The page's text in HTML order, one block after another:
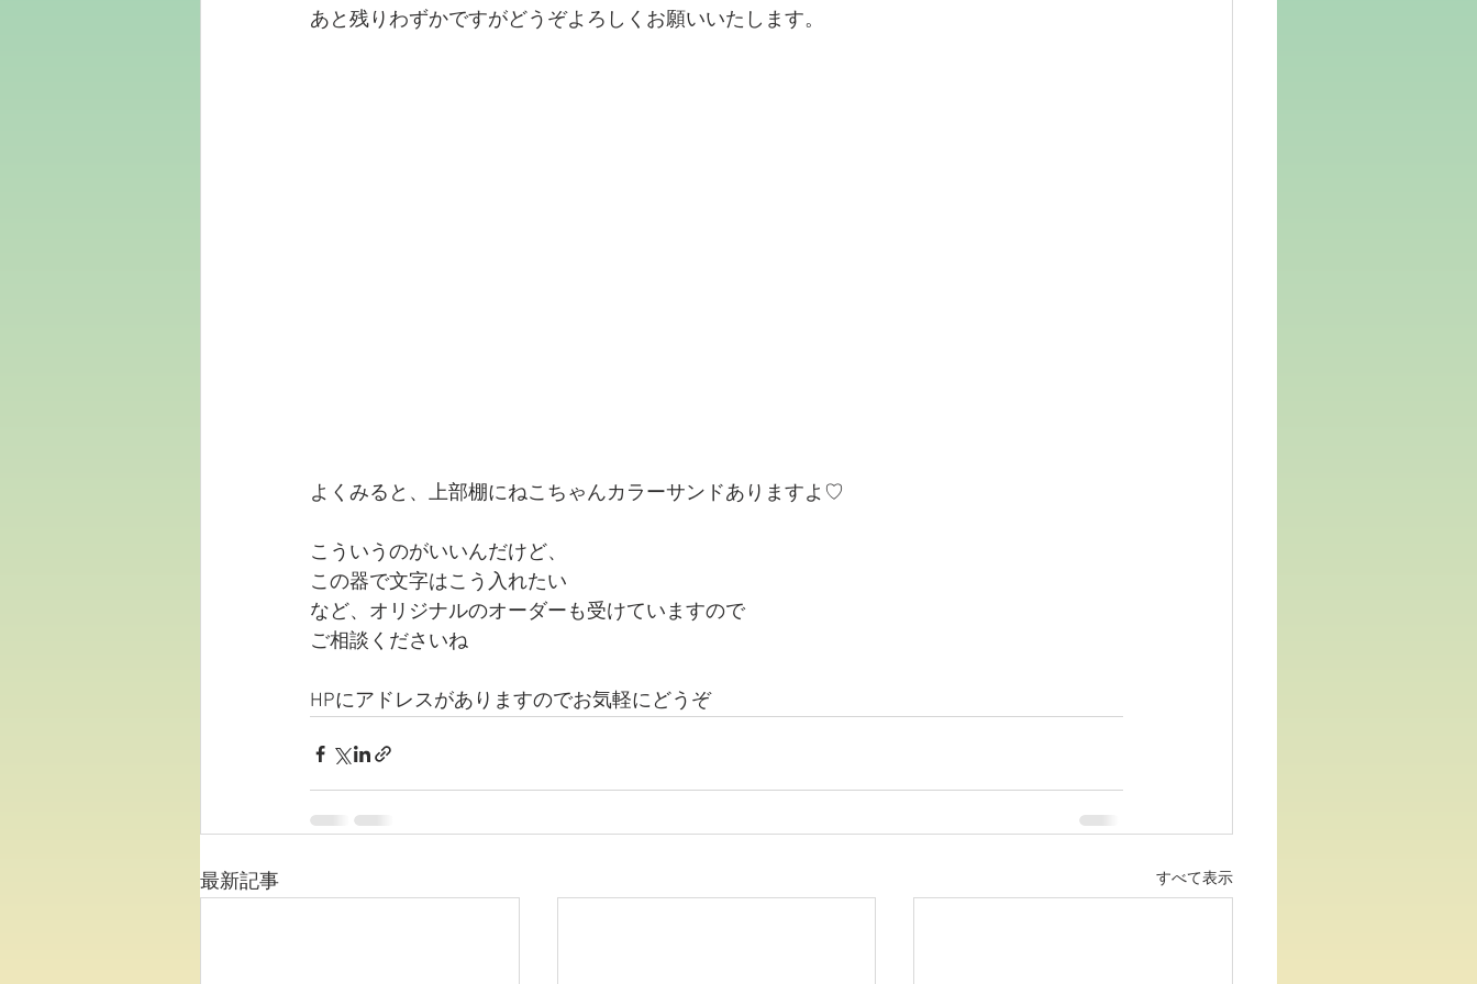
あと残りわずかですがどうぞよろしくお願いいたします。
よくみると、上部棚にねこちゃんカラーサンドありますよ♡
こういうのがいいんだけど、
この器で文字はこう入れたい
など、オリジナルのオーダーも受けていますので
ご相談くださいね
HPにアドレスがありますのでお気軽にどうぞ
最新記事 すべて表示